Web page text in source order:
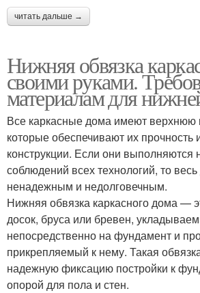
читать дальше →
Нижняя обвязка
своими руками.
материалам для
Все каркасные дома имеют верхнюю
которые обеспечивают их прочность
конструкции. Если они выполняются
соблюдений всех технологий, то
ненадежным и недолговечным.
Нижняя обвязка каркасного дома —
досок, бруса или бревен,
непосредственно на фундамент и
прикрепляемый к нему. Такая
надежную фиксацию постройки к
опорой для пола и стен.